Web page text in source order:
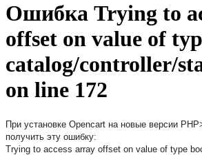
Ошибка Trying to
offset on value of
catalog/controller/
on line 172
При установке Opencart на новые версии
получить эту ошибку:
Trying to access array offset on value of type